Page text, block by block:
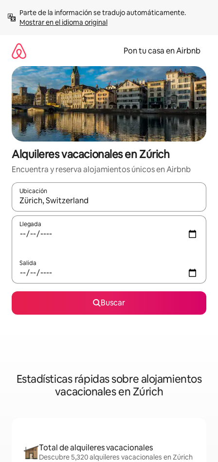
contenidoMostrar en el idioma original
Pon tu casa en Airbnb
Alquileres vacacionales en Zúrich
Encuentra y reserva alojamientos únicos en Airbnb
Ubicación
Cuando los resultados estén disponibles, navega con las
Llegada
Salida
Buscar
Estadísticas rápidas sobre alojamientos
vacacionales en Zúrich
Total de alquileres vacacionales
Descubre 5,320 alquileres vacacionales en Zúrich